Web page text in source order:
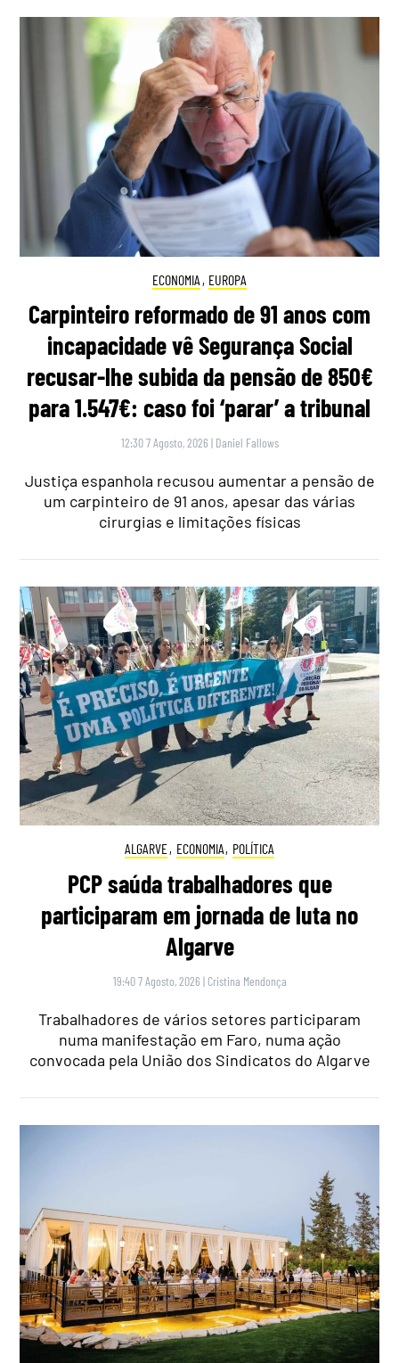
ECONOMIA , EUROPA
Carpinteiro reformado de 91 anos com
incapacidade vê Segurança Social
recusar-lhe subida da pensão de 850€
para 1.547€: caso foi ‘parar’ a tribunal
12:30 7 Agosto, 2026 | Daniel Fallows
Justiça espanhola recusou aumentar a pensão de
um carpinteiro de 91 anos, apesar das várias
cirurgias e limitações físicas
ALGARVE, ECONOMIA, POLÍTICA
PCP saúda trabalhadores que
participaram em jornada de luta no
Algarve
19:40 7 Agosto, 2026 | Cristina Mendonça
Trabalhadores de vários setores participaram
numa manifestação em Faro, numa ação
convocada pela União dos Sindicatos do Algarve